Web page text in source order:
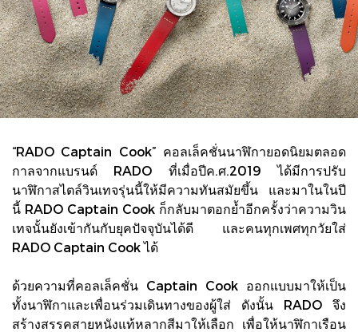
“RADO Captain Cook” คอลเล็คชั่นนาฬิกายอดนิยมตลอด
กาลจากแบรนด์ RADO ที่เมื่อปีค.ศ.2019 ได้มีการปรับ
นาฬิกาสไตล์วินเทจรุ่นนี้ให้มีความทันสมัยขึ้น และมาในในปี
นี้ RADO Captain Cook ก็กลับมาตอกย้ำอีกครั้งว่าความวิน
เทจนั้นยังเข้ากันกับยุคปัจจุบันได้ดี และคนทุกเพศทุกวัยใส่
RADO Captain Cook ได้
ด้วยความที่คอลเล็คชั่น Captain Cook ออกแบบมาให้เป็น
ทั้งนาฬิกาและเพื่อนร่วมเดินทางของผู้ใส่ ดังนั้น RADO จึง
สร้างสรรคสายหนังแท้หลากสีมาให้เลือก เพื่อให้นาฬิกาเรือน